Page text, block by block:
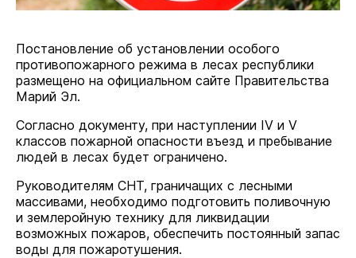
Постановление об установлении особого
противопожарного режима в лесах республики
размещено на официальном сайте Правительства
Марий Эл.
Согласно документу, при наступлении IV и V
классов пожарной опасности въезд и пребывание
людей в лесах будет ограничено.
Руководителям СНТ, граничащих с лесными
массивами, необходимо подготовить поливочную
и землеройную технику для ликвидации
возможных пожаров, обеспечить постоянный запас
воды для пожаротушения.